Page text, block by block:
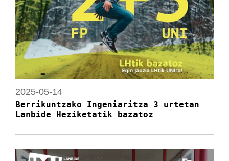
2025-05-14
Berrikuntzako Ingeniaritza 3 urtetan
Lanbide Heziketatik bazatoz